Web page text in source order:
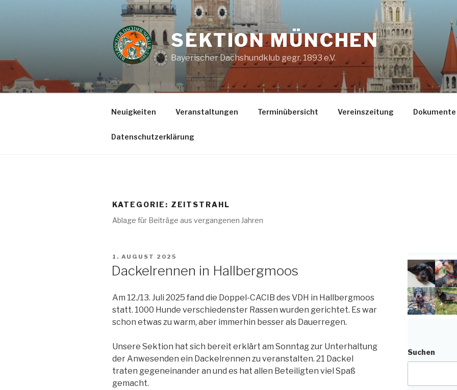
SEKTION MÜNCHEN
Bayerischer Dachshundklub gegr. 1893 e.V.
Neuigkeiten Veranstaltungen Terminübersicht Vereinszeitung Dokumente
Datenschutzerklärung
KATEGORIE: ZEITSTRAHL
Ablage für Beiträge aus vergangenen Jahren
VERÖFFENTLICHT
1. AUGUST 2025
Dackelrennen in Hallbergmoos
Am 12./13. Juli 2025 fand die Doppel-CACIB des VDH in Hallbergmoos
statt. 1000 Hunde verschiedenster Rassen wurden gerichtet. Es war
schon etwas zu warm, aber immerhin besser als Dauerregen.
Unsere Sektion hat sich bereit erklärt am Sonntag zur Unterhaltung
der Anwesenden ein Dackelrennen zu veranstalten. 21 Dackel
traten gegeneinander an und es hat allen Beteiligten viel Spaß
gemacht.
Suchen